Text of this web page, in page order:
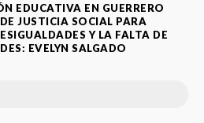
EDUCATIVA EN GUERRERO
JUSTICIA SOCIAL PARA
Y LA FALTA DE
EVELYN SALGADO